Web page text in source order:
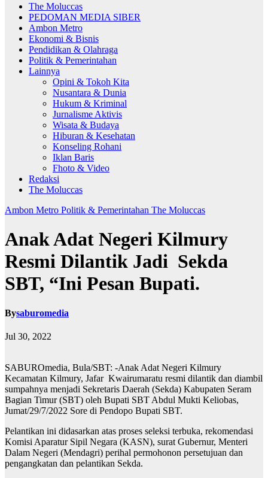
The Moluccas
PEDOMAN MEDIA SIBER
Ambon Metro
Ekonomi & Bisnis
Pendidikan & Olahraga
Politik & Pemerintahan
Lainnya
Opini & Tokoh Kita
Nusantara & Dunia
Hukum & Kriminal
Jurnalisme Aktivis
Wisata & Budaya
Hiburan & Kesehatan
Konseling Rohani
Iklan Baris
Fhoto & Video
Redaksi
The Moluccas
Ambon Metro Politik & Pemerintahan The Moluccas
Anak Adat Negeri Kilmury
Resmi Dilantik Jadi Sekda
SBT, “Ini Pesan Bupati.
Bysaburomedia
Jul 30, 2022
SABUROmedia, Bula/SBT: -Anak Adat Negeri Kilmury
Kecamatan Kilmury, Jafar Kwairumaratu resmi dilantik dan diambil
sumpahnya menjadi Sekretaris Daerah (Sekda) Kabupaten Seram
Bagian Timur (SBT) oleh Bupati SBT Abdul Mukti Keliobas,
Jumat/29/7/2022 Sore di Pendopo Bupati SBT.
Pelantikan ini didasarkan atas proses seleksi terbuka, rekomendasi
Komisi Aparatur Sipil Negara (KASN), surat Gubernur, Menteri
Dalam Negeri (Mendagri) perihal permohonon persetujuan dan
pengangkatan dan pelantikan Sekda.